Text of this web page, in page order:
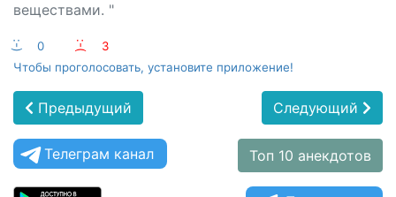
веществами. "
:-) 0 :-(
3
Чтобы проголосовать, установите приложение!
Предыдущий Следующий
Телеграм канал Топ 10 анекдотов